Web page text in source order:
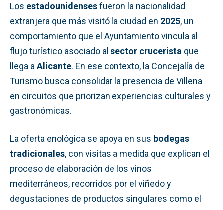
Los estadounidensesfueron la nacionalidad
extranjera que más visitó la ciudad en 2025, un
comportamiento que el Ayuntamiento vincula al
flujo turístico asociado al sector crucerista que
llega a Alicante. En ese contexto, la Concejalía de
Turismo busca consolidar la presencia de Villena
en circuitos que priorizan experiencias culturales y
gastronómicas.
La oferta enológica se apoya en sus bodegas
tradicionales, con visitas a medida que explican el
proceso de elaboración de los vinos
mediterráneos, recorridos por el viñedo y
degustaciones de productos singulares como el